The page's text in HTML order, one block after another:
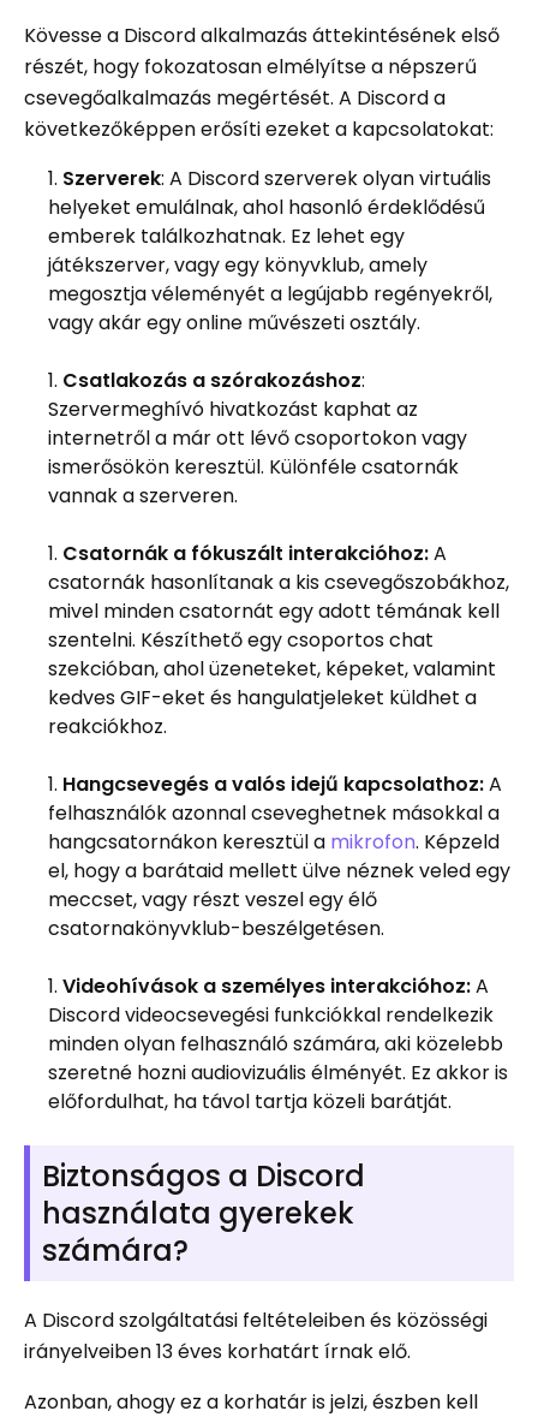
Kövesse a Discord alkalmazás áttekintésének első
részét, hogy fokozatosan elmélyítse a népszerű
csevegőalkalmazás megértését. A Discord a
következőképpen erősíti ezeket a kapcsolatokat:
Szerverek: A Discord szerverek olyan virtuális
helyeket emulálnak, ahol hasonló érdeklődésű
emberek találkozhatnak. Ez lehet egy
játékszerver, vagy egy könyvklub, amely
megosztja véleményét a legújabb regényekről,
vagy akár egy online művészeti osztály.
Csatlakozás a szórakozáshoz:
Szervermeghívó hivatkozást kaphat az
internetről a már ott lévő csoportokon vagy
ismerősökön keresztül. Különféle csatornák
vannak a szerveren.
Csatornák a fókuszált interakcióhoz:A
csatornák hasonlítanak a kis csevegőszobákhoz,
mivel minden csatornát egy adott témának kell
szentelni. Készíthető egy csoportos chat
szekcióban, ahol üzeneteket, képeket, valamint
kedves GIF-eket és hangulatjeleket küldhet a
reakciókhoz.
Hangcsevegés a valós idejű kapcsolathoz:A
felhasználók azonnal cseveghetnek másokkal a
hangcsatornákon keresztül a mikrofon. Képzeld
el, hogy a barátaid mellett ülve néznek veled egy
meccset, vagy részt veszel egy élő
csatornakönyvklub-beszélgetésen.
Videohívások a személyes interakcióhoz:A
Discord videocsevegési funkciókkal rendelkezik
minden olyan felhasználó számára, aki közelebb
szeretné hozni audiovizuális élményét. Ez akkor is
előfordulhat, ha távol tartja közeli barátját.
Biztonságos a Discord
használata gyerekek
számára?
A Discord szolgáltatási feltételeiben és közösségi
irányelveiben 13 éves korhatárt írnak elő.
Azonban, ahogy ez a korhatár is jelzi, észben kell